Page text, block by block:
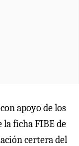
apoyo de los
ficha FIBE de
certera del